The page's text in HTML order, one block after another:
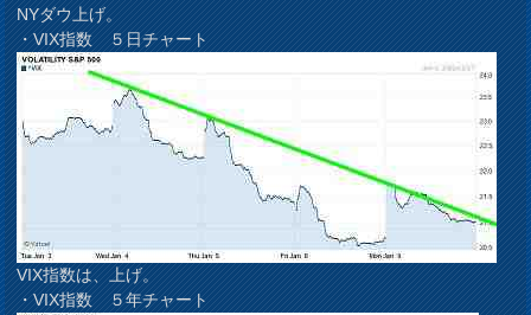
NYダウ上げ。
・VIX指数 ５日チャート
VIX指数は、上げ。
・VIX指数 ５年チャート